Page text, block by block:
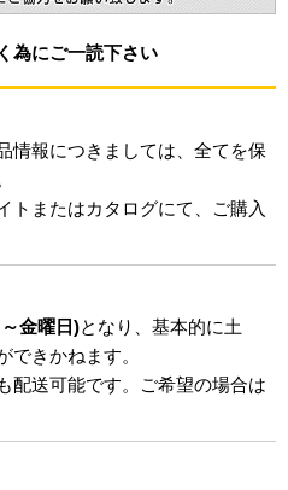
為にご一読下さい
情報につきましては、全てを保
トまたはカタログにて、ご購入
金曜日)となり、基本的に土
できかねます。
配送可能です。ご希望の場合は